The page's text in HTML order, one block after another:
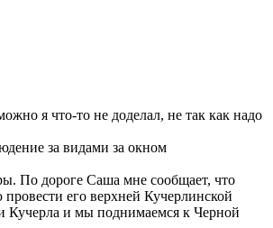
я что-то не доделал, не так как надо
за видами за окном
По дороге Саша мне сообщает, что
его верхней Кучерлинской
Кучерла и мы поднимаемся к Черной